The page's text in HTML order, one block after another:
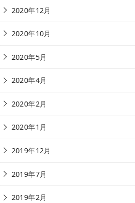
2020年12月
2020年10月
2020年5月
2020年4月
2020年2月
2020年1月
2019年12月
2019年7月
2019年2月